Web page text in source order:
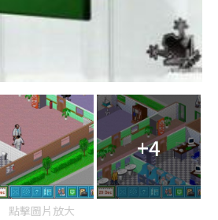
+4
點擊圖片放大